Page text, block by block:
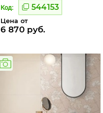
Код: 544153
Цена от
6 870 руб.